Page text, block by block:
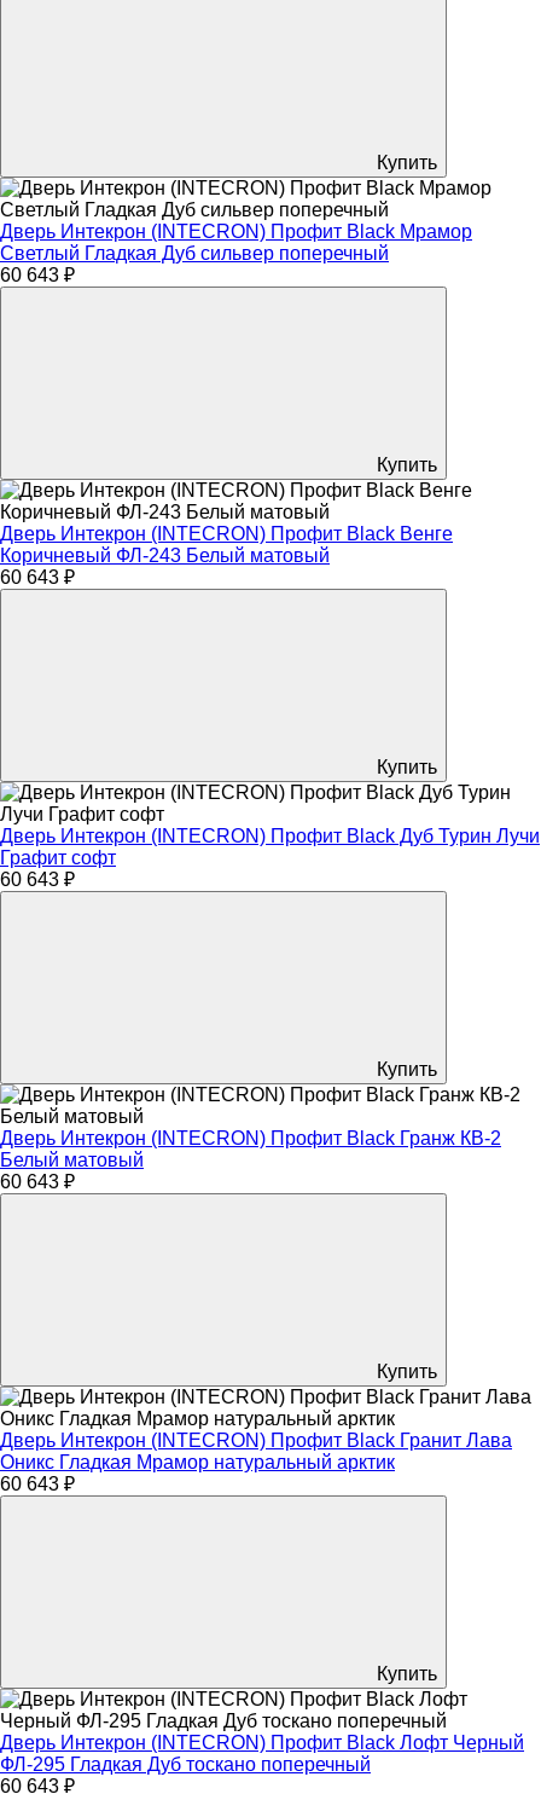
Купить
Дверь Интекрон (INTECRON) Профит Black Мрамор
Светлый Гладкая Дуб сильвер поперечный
60 643 ₽
Купить
Дверь Интекрон (INTECRON) Профит Black Венге
Коричневый ФЛ-243 Белый матовый
60 643 ₽
Купить
Дверь Интекрон (INTECRON) Профит Black Дуб Турин Лучи
Графит софт
60 643 ₽
Купить
Дверь Интекрон (INTECRON) Профит Black Гранж КВ-2
Белый матовый
60 643 ₽
Купить
Дверь Интекрон (INTECRON) Профит Black Гранит Лава
Оникс Гладкая Мрамор натуральный арктик
60 643 ₽
Купить
Дверь Интекрон (INTECRON) Профит Black Лофт Черный
ФЛ-295 Гладкая Дуб тоскано поперечный
60 643 ₽